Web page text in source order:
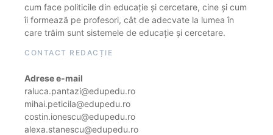
cum face politicile din educație și cercetare, cine și cum
îi formează pe profesori, cât de adecvate la lumea în
care trăim sunt sistemele de educație și cercetare.
CONTACT REDACȚIE
Adrese e-mail
raluca.pantazi@edupedu.ro
mihai.peticila@edupedu.ro
costin.ionescu@edupedu.ro
alexa.stanescu@edupedu.ro